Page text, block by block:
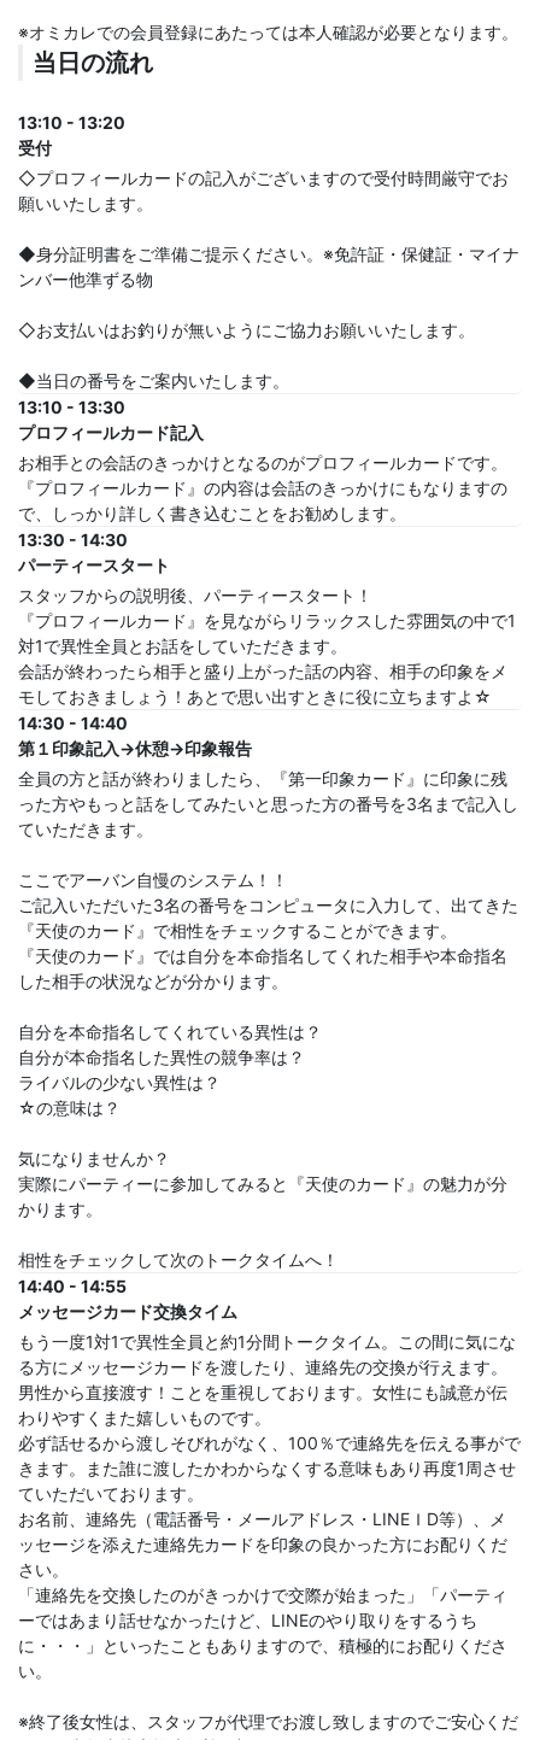
※オミカレでの会員登録にあたっては本人確認が必要となります。
当日の流れ
13:10 - 13:20
受付
◇プロフィールカードの記入がございますので受付時間厳守でお
願いいたします。
◆身分証明書をご準備ご提示ください。※免許証・保健証・マイナ
ンバー他準ずる物
◇お支払いはお釣りが無いようにご協力お願いいたします。
◆当日の番号をご案内いたします。
13:10 - 13:30
プロフィールカード記入
お相手との会話のきっかけとなるのがプロフィールカードです。
『プロフィールカード』の内容は会話のきっかけにもなりますの
で、しっかり詳しく書き込むことをお勧めします。
13:30 - 14:30
パーティースタート
スタッフからの説明後、パーティースタート！
『プロフィールカード』を見ながらリラックスした雰囲気の中で1
対1で異性全員とお話をしていただきます。
会話が終わったら相手と盛り上がった話の内容、相手の印象をメ
モしておきましょう！あとで思い出すときに役に立ちますよ☆
14:30 - 14:40
第１印象記入→休憩→印象報告
全員の方と話が終わりましたら、『第一印象カード』に印象に残
った方やもっと話をしてみたいと思った方の番号を3名まで記入し
ていただきます。
ここでアーバン自慢のシステム！！
ご記入いただいた3名の番号をコンピュータに入力して、出てきた
『天使のカード』で相性をチェックすることができます。
『天使のカード』では自分を本命指名してくれた相手や本命指名
した相手の状況などが分かります。
自分を本命指名してくれている異性は？
自分が本命指名した異性の競争率は？
ライバルの少ない異性は？
☆の意味は？
気になりませんか？
実際にパーティーに参加してみると『天使のカード』の魅力が分
かります。
相性をチェックして次のトークタイムへ！
14:40 - 14:55
メッセージカード交換タイム
もう一度1対1で異性全員と約1分間トークタイム。この間に気にな
る方にメッセージカードを渡したり、連絡先の交換が行えます。
男性から直接渡す！ことを重視しております。女性にも誠意が伝
わりやすくまた嬉しいものです。
必ず話せるから渡しそびれがなく、100％で連絡先を伝える事がで
きます。また誰に渡したかわからなくする意味もあり再度1周させ
ていただいております。
お名前、連絡先（電話番号・メールアドレス・LINEＩD等）、メ
ッセージを添えた連絡先カードを印象の良かった方にお配りくだ
さい。
「連絡先を交換したのがきっかけで交際が始まった」「パーティ
ーではあまり話せなかったけど、LINEのやり取りをするうち
に・・・」といったこともありますので、積極的にお配りくださ
い。
※終了後女性は、スタッフが代理でお渡し致しますのでご安心くだ